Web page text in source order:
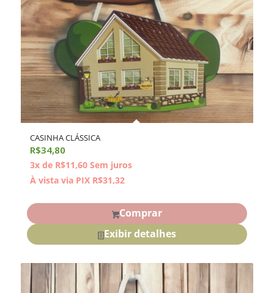
CASINHA CLÁSSICA
R$34,80
3x de R$11,60 Sem juros
À vista via PIX R$31,32
Comprar
Exibir detalhes